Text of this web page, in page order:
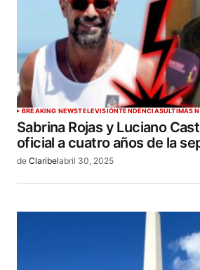
BREAKING NEWSTELEVISIÓNTENDENCIASÚLTIMAS
​Sabrina Rojas y Luciano
oficial a cuatro años de la
de Claribelabril 30, 2025